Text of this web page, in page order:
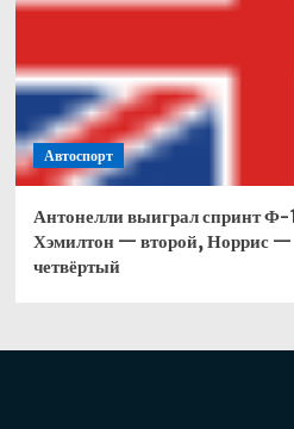
Автоспорт
Антонелли выиграл спринт Ф-
Хэмилтон — второй, Норрис —
четвёртый